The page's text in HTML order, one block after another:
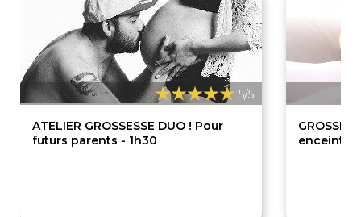
5/5
ATELIER GROSSESSE DUO ! Pour
futurs parents - 1h30
enceinte